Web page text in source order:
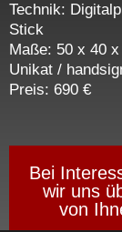
Technik:
Stick
Maße: 50 x 40
Unikat /
Preis: 690 €
Bei
wir uns
von